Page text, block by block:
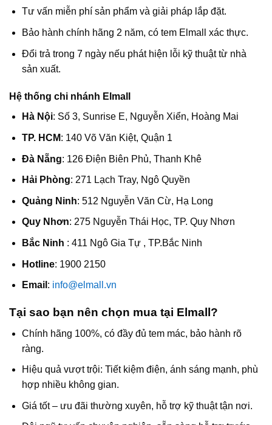
Tư vấn miễn phí sản phẩm và giải pháp lắp đặt.
Bảo hành chính hãng 2 năm, có tem Elmall xác thực.
Đổi trả trong 7 ngày nếu phát hiện lỗi kỹ thuật từ nhà
sản xuất.
Hệ thống chi nhánh Elmall
Hà Nội: Số 3, Sunrise E, Nguyễn Xiển, Hoàng Mai
TP. HCM: 140 Võ Văn Kiệt, Quận 1
Đà Nẵng: 126 Điện Biên Phủ, Thanh Khê
Hải Phòng: 271 Lạch Tray, Ngô Quyền
Quảng Ninh: 512 Nguyễn Văn Cừ, Hạ Long
Quy Nhơn: 275 Nguyễn Thái Học, TP. Quy Nhơn
Bắc Ninh : 411 Ngô Gia Tự , TP.Bắc Ninh
Hotline: 1900 2150
Email : info@elmall.vn
Tại sao bạn nên chọn mua tại Elmall?
Chính hãng 100%, có đầy đủ tem mác, bảo hành rõ
ràng.
Hiệu quả vượt trội: Tiết kiệm điện, ánh sáng mạnh, phù
hợp nhiều không gian.
Giá tốt – ưu đãi thường xuyên, hỗ trợ kỹ thuật tận nơi.